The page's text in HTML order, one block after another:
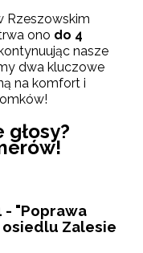
Rzeszowskim
ono do 4
nasze
dwa kluczowe
na komfort i
- "Poprawa
Zalesie